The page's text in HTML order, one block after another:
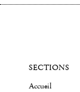
SECTIONS
Accueil